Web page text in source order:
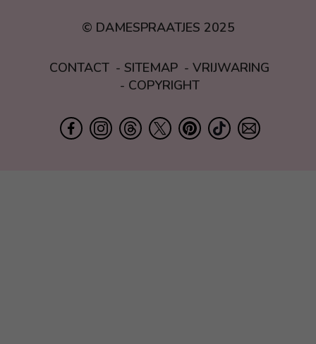
© DAMESPRAATJES 2025
CONTACT SITEMAP
VRIJWARING
COPYRIGHT